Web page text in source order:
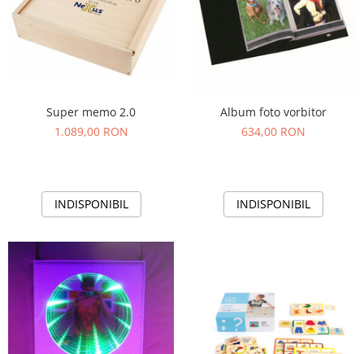
Super memo 2.0
1.089,00 RON
INDISPONIBIL
Album foto vorbitor
634,00 RON
INDISPONIBIL